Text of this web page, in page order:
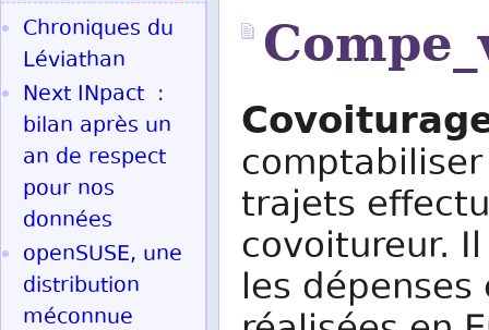
trajets
covoitureur.
les
Chroniques du
Léviathan
Next INpact :
bilan après un
an de respect
pour nos
données
openSUSE, une
distribution
méconnue